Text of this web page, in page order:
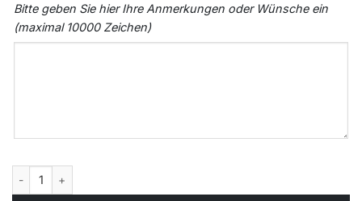
Bitte geben Sie hier Ihre Anmerkungen oder Wünsche ein
(maximal 10000 Zeichen)
2-flügliges Kunststofffenster Sheffield Oak Light DL/DKR o. DKL/DR